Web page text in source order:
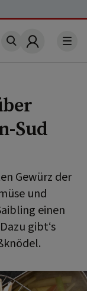
Account
Sud
Gewürz der
und
einen
gibt‘s